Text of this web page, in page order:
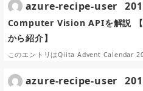
Computer Vision APIを解説
から紹介】
このエントリはQiita Advent Calendar
azure-recipe-user
azure-recipe-user